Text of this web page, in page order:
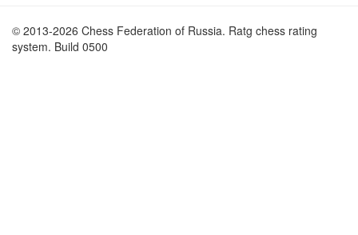
© 2013-2026 Chess Federation of Russia. Ratg chess rating
system. Build 0500